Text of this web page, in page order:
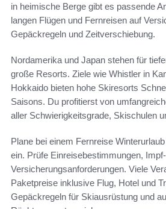
in heimische Berge gibt es passende
langen Flügen und Fernreisen auf
Gepäckregeln und Zeitverschiebung.
Nordamerika und Japan stehen für
große Resorts. Ziele wie Whistler in
Hokkaido bieten hohe Skiresorts
Saisons. Du profitierst von
aller Schwierigkeitsgrade, Skischulen
Plane bei einem Fernreise
ein. Prüfe Einreisebestimmungen,
Versicherungsanforderungen. Viele
Paketpreise inklusive Flug, Hotel und
Gepäckregeln für Skiausrüstung und